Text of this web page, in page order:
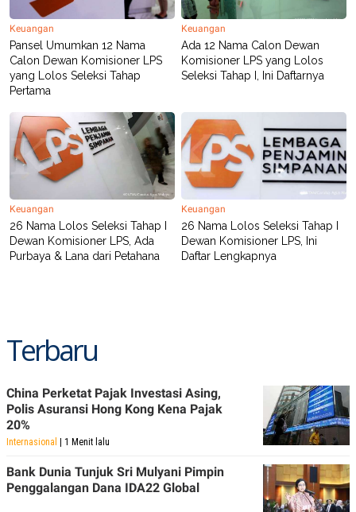
N
E
T
A
K
M
T
E
N
P
A
P
E
D
V
E
R
S
I
N
G
K
SITEMAP
PEDOMAN
PEMBERITAAN
Keuangan
Pansel Umumkan 12 Nama
Calon Dewan Komisioner LPS
yang Lolos Seleksi Tahap
Pertama
Keuangan
Ada 12 Nama Calon Dewan
Komisioner LPS yang Lolos
Seleksi Tahap I, Ini Daftarnya
Keuangan
26 Nama Lolos Seleksi Tahap I
Dewan Komisioner LPS, Ada
Purbaya & Lana dari Petahana
Keuangan
26 Nama Lolos Seleksi Tahap I
Dewan Komisioner LPS, Ini
Daftar Lengkapnya
Terbaru
China Perketat Pajak Investasi Asing,
Polis Asuransi Hong Kong Kena Pajak
20%
Internasional | 1 Menit lalu
Bank Dunia Tunjuk Sri Mulyani Pimpin
Penggalangan Dana IDA22 Global